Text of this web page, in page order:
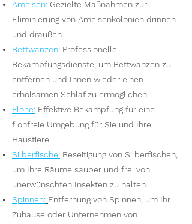
Ameisen: Gezielte Maßnahmen zur
Eliminierung von Ameisenkolonien drinnen
und draußen.
Bettwanzen: Professionelle
Bekämpfungsdienste, um Bettwanzen zu
entfernen und Ihnen wieder einen
erholsamen Schlaf zu ermöglichen.
Flöhe: Effektive Bekämpfung für eine
flohfreie Umgebung für Sie und Ihre
Haustiere.
Silberfische: Beseitigung von Silberfischen,
um Ihre Räume sauber und frei von
unerwünschten Insekten zu halten.
Spinnen: Entfernung von Spinnen, um Ihr
Zuhause oder Unternehmen von